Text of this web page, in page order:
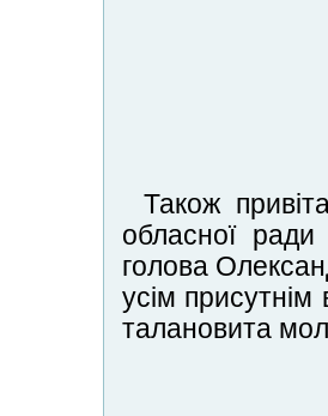
Також
обласної
голова
усім присутнім
талановита